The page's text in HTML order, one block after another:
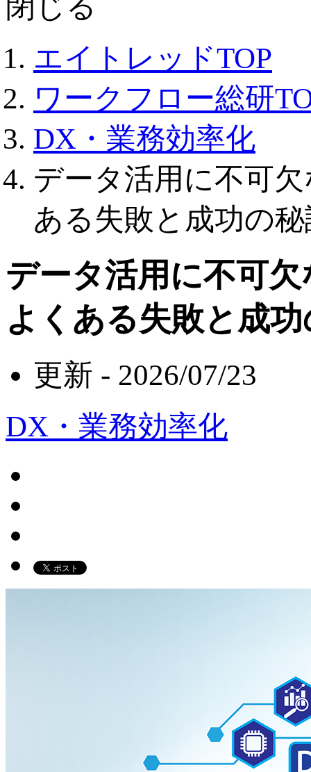
閉じる
エイトレッドTOP
ワークフロー総研
DX・業務効率化
データ活用に不可
ある失敗と成功の
データ活用に不可
よくある失敗と成
更新 - 2026/07/23
DX・業務効率化